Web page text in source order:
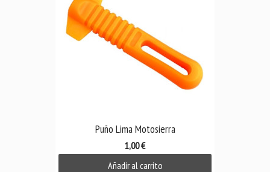
Puño Lima Motosierra
1,00 €
Añadir al carrito